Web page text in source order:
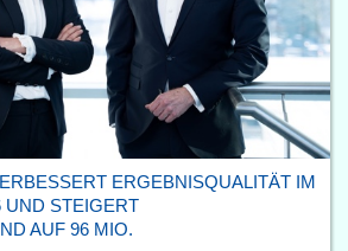
ERGEBNISQUALITÄT IM
UND STEIGERT
AUF 96 MIO.